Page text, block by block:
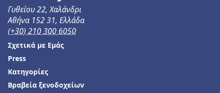
Γυθείου 22, Χαλάνδρι
Αθήνα 152 31, Ελλάδα
(+30) 210 300 6050
Σχετικά με Εμάς
Press
Κατηγορίες
Βραβεία ξενοδοχείων